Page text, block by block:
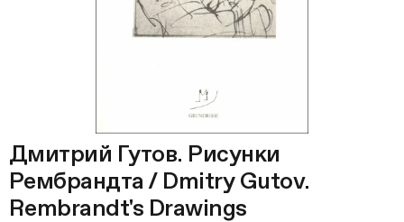
Дмитрий Гутов. Рисунки
Рембрандта / Dmitry Gutov.
Rembrandt's Drawings